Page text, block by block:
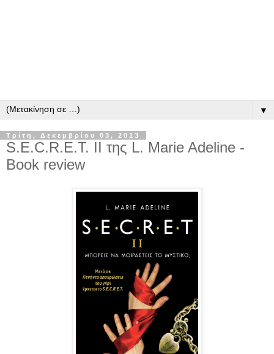
▼
Τρίτη, Δεκεμβρίου 03, 2013
S.E.C.R.E.T. II της L. Marie Adeline -
Book review